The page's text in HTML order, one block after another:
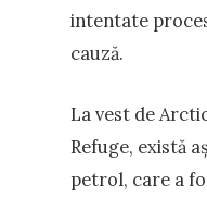
intentate
cauză.
La vest de
Refuge, există
petrol, care a